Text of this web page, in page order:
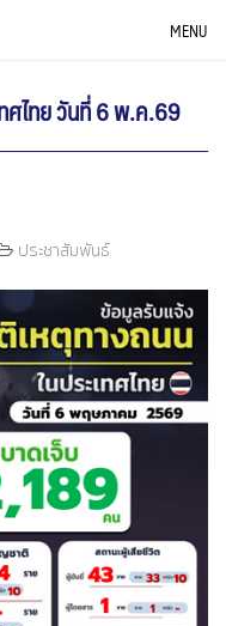
MENU
ศไทย วันที่ 6 พ.ค.69
ประชาสัมพันธ์